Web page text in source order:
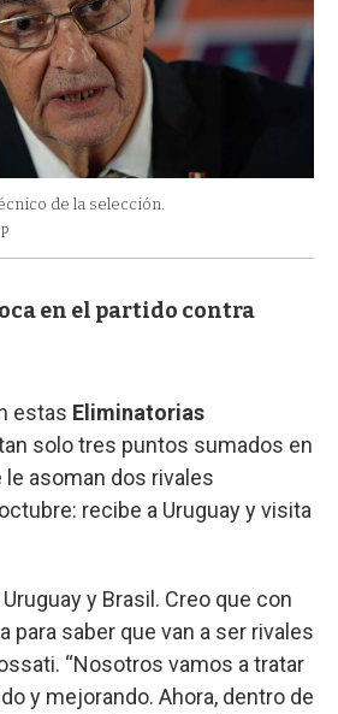
de la selección.
en el partido contra
estas Eliminatorias
solo tres puntos sumados en
asoman dos rivales
recibe a Uruguay y visita
y Brasil. Creo que con
para saber que van a ser rivales
“Nosotros vamos a tratar
y mejorando. Ahora, dentro de